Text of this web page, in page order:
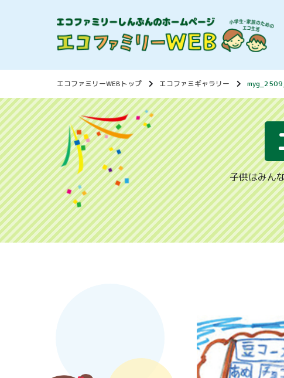
エコファミリーWEBトップ エコファミギャラリー
子供はみん